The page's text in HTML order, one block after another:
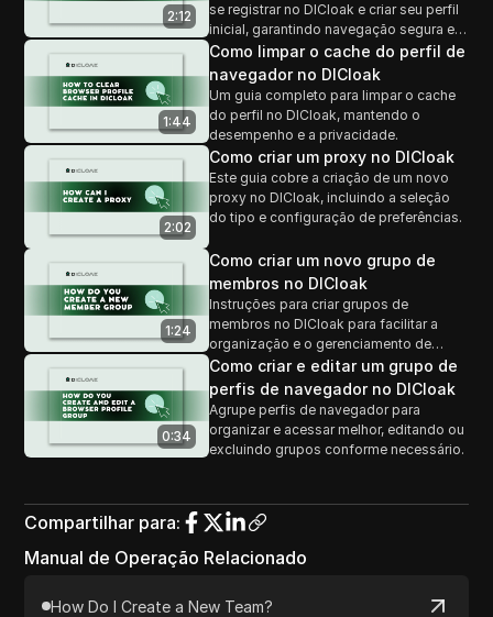
2:12
se registrar no DICloak e criar seu perfil
inicial, garantindo navegação segura e
anônima.
1:44
Como limpar o cache do perfil de
navegador no DICloak
Um guia completo para limpar o cache
do perfil no DICloak, mantendo o
desempenho e a privacidade.
2:02
Como criar um proxy no DICloak
Este guia cobre a criação de um novo
proxy no DICloak, incluindo a seleção
do tipo e configuração de preferências.
1:24
Como criar um novo grupo de
membros no DICloak
Instruções para criar grupos de
membros no DICloak para facilitar a
organização e o gerenciamento de
permissões.
0:34
Como criar e editar um grupo de
perfis de navegador no DICloak
Agrupe perfis de navegador para
organizar e acessar melhor, editando ou
excluindo grupos conforme necessário.
Compartilhar para:
Manual de Operação Relacionado
How Do I Create a New Team?